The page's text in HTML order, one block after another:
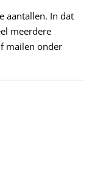
aantallen. In dat
meerdere
mailen onder